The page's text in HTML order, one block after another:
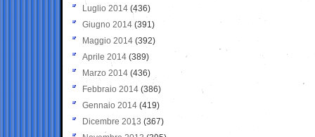
Luglio 2014 (436)
Giugno 2014 (391)
Maggio 2014 (392)
Aprile 2014 (389)
Marzo 2014 (436)
Febbraio 2014 (386)
Gennaio 2014 (419)
Dicembre 2013 (367)